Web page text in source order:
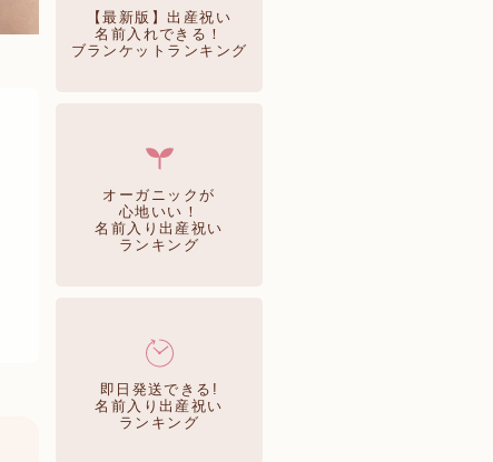
【最新版】出産祝い
名前入れできる！
ブランケットランキング
オーガニックが
心地いい！
名前入り出産祝い
ランキング
即日発送できる!
名前入り出産祝い
ランキング